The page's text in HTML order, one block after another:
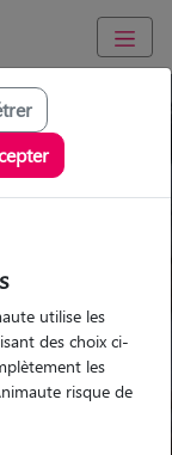
!
utilise les
des choix ci-
les
risque de